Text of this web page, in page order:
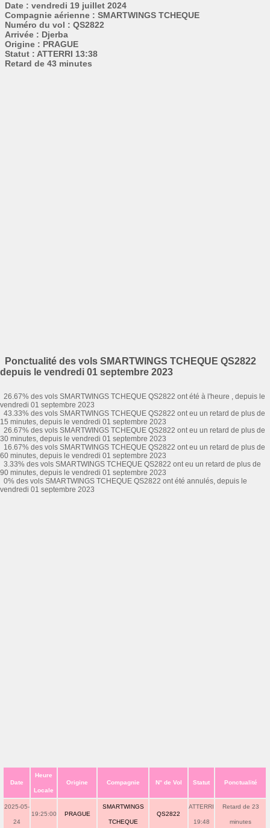
Date : vendredi 19 juillet 2024
Compagnie aérienne : SMARTWINGS TCHEQUE
Numéro du vol : QS2822
Arrivée : Djerba
Origine : PRAGUE
Statut : ATTERRI 13:38
Retard de 43 minutes
Ponctualité des vols SMARTWINGS TCHEQUE QS2822
depuis le vendredi 01 septembre 2023
26.67% des vols SMARTWINGS TCHEQUE QS2822 ont été à l'heure , depuis le
vendredi 01 septembre 2023
43.33% des vols SMARTWINGS TCHEQUE QS2822 ont eu un retard de plus de
15 minutes, depuis le vendredi 01 septembre 2023
26.67% des vols SMARTWINGS TCHEQUE QS2822 ont eu un retard de plus de
30 minutes, depuis le vendredi 01 septembre 2023
16.67% des vols SMARTWINGS TCHEQUE QS2822 ont eu un retard de plus de
60 minutes, depuis le vendredi 01 septembre 2023
3.33% des vols SMARTWINGS TCHEQUE QS2822 ont eu un retard de plus de
90 minutes, depuis le vendredi 01 septembre 2023
0% des vols SMARTWINGS TCHEQUE QS2822 ont été annulés, depuis le
vendredi 01 septembre 2023
Date
Heure
Locale
Origine Compagnie N° de Vol Statut Ponctualité
2025-05-
24
19:25:00 PRAGUE
SMARTWINGS
TCHEQUE
QS2822
ATTERRI
19:48
Retard de 23
minutes